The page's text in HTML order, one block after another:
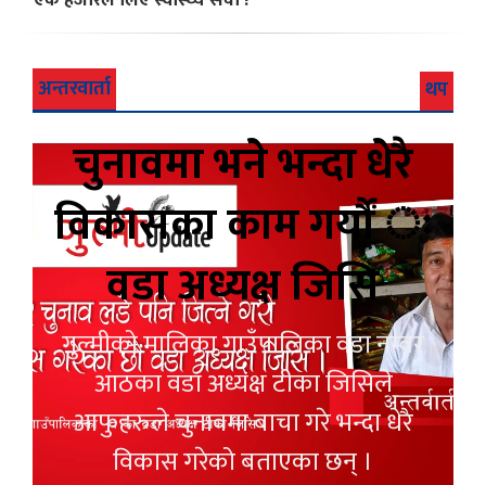
अन्तरवार्ता थप
चुनावमा भने भन्दा धेरै
विकासका काम गर्यौं ः
वडा अध्यक्ष जिसि
गुल्मीको मालिका गाउँपालिका वडा नम्वर
आठका वडा अध्यक्ष टीका जिसिले
आफुहरुले चुनावमा बाचा गरे भन्दा धेरै
विकास गरेको बताएका छन् ।